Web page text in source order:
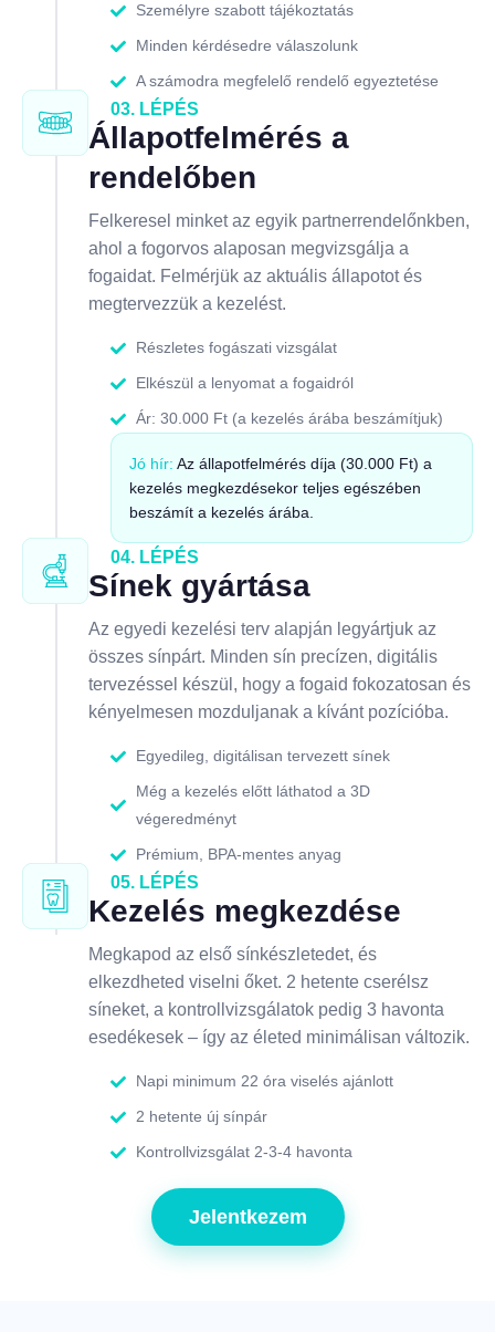
Személyre szabott tájékoztatás
Minden kérdésedre válaszolunk
A számodra megfelelő rendelő egyeztetése
03. LÉPÉS
Állapotfelmérés a
rendelőben
Felkeresel minket az egyik partnerrendelőnkben,
ahol a fogorvos alaposan megvizsgálja a
fogaidat. Felmérjük az aktuális állapotot és
megtervezzük a kezelést.
Részletes fogászati vizsgálat
Elkészül a lenyomat a fogaidról
Ár: 30.000 Ft (a kezelés árába beszámítjuk)
Jó hír: Az állapotfelmérés díja (30.000 Ft) a
kezelés megkezdésekor teljes egészében
beszámít a kezelés árába.
04. LÉPÉS
Sínek gyártása
Az egyedi kezelési terv alapján legyártjuk az
összes sínpárt. Minden sín precízen, digitális
tervezéssel készül, hogy a fogaid fokozatosan és
kényelmesen mozduljanak a kívánt pozícióba.
Egyedileg, digitálisan tervezett sínek
Még a kezelés előtt láthatod a 3D
végeredményt
Prémium, BPA-mentes anyag
05. LÉPÉS
Kezelés megkezdése
Megkapod az első sínkészletedet, és
elkezdheted viselni őket. 2 hetente cserélsz
síneket, a kontrollvizsgálatok pedig 3 havonta
esedékesek – így az életed minimálisan változik.
Napi minimum 22 óra viselés ajánlott
2 hetente új sínpár
Kontrollvizsgálat 2-3-4 havonta
Jelentkezem